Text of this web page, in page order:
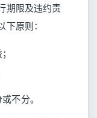
期限及违约责
原则：
不分。